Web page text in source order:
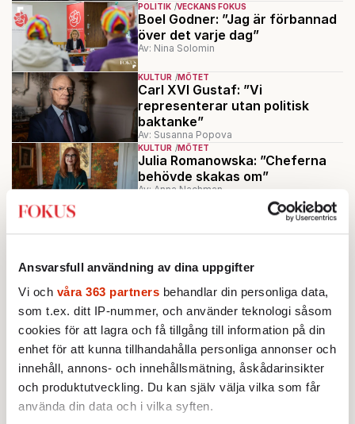
Ansvarsfull användning av dina uppgifter
Vi och våra 363 partners behandlar din personliga data,
som t.ex. ditt IP-nummer, och använder teknologi såsom
cookies för att lagra och få tillgång till information på din
enhet för att kunna tillhandahålla personliga annonser och
innehåll, annons- och innehållsmätning, åskådarinsikter
och produktutveckling. Du kan själv välja vilka som får
använda din data och i vilka syften.
POLITIK VECKANS FOKUS
Boel Godner: ”Jag är förbannad
över det varje dag”
Av: Nina Solomin
KULTUR MÖTET
Carl XVI Gustaf: ”Vi
representerar utan politisk
baktanke”
Av: Susanna Popova
KULTUR MÖTET
Julia Romanowska: ”Cheferna
behövde skakas om”
Av: Anna Nachman
Vad träden avslöjar om oss
KULTUR SOMMARPORTRÄTT
Bland kukar, raukar och katter
lever en drottning
Av: Anna Nachman
Ladda fler
Mest lästa